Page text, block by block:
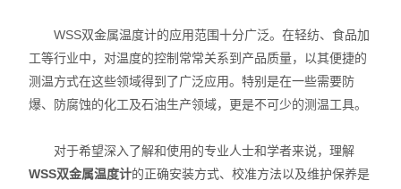
WSS双金属温度计的应用范围十分广泛。在轻纺、食品加
工等行业中，对温度的控制常常关系到产品质量，以其便捷的
测温方式在这些领域得到了广泛应用。特别是在一些需要防
爆、防腐蚀的化工及石油生产领域，更是不可少的测温工具。
对于希望深入了解和使用的专业人士和学者来说，理解
WSS双金属温度计的正确安装方式、校准方法以及维护保养是